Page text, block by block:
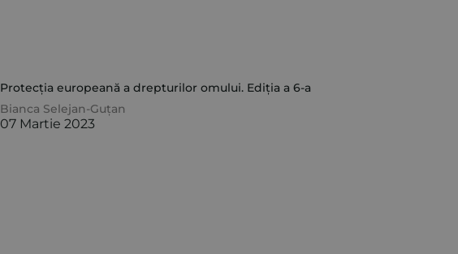
Protecția europeană a drepturilor omului. Ediția a 6-a
Bianca Selejan-Guțan
07 Martie 2023